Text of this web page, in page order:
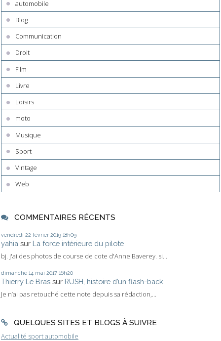
automobile
Blog
Communication
Droit
Film
Livre
Loisirs
moto
Musique
Sport
Vintage
Web
COMMENTAIRES RÉCENTS
vendredi 22 février 2019 18h09
yahia sur La force intérieure du pilote
bj. j'ai des photos de course de cote d'Anne Baverey. si...
dimanche 14 mai 2017 16h20
Thierry Le Bras sur RUSH, histoire d’un flash-back
Je n’ai pas retouché cette note depuis sa rédaction,...
QUELQUES SITES ET BLOGS À SUIVRE
Actualité sport automobile